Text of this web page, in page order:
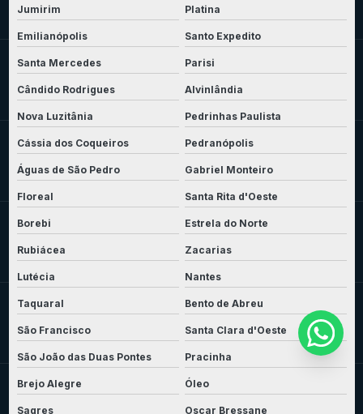
Jumirim Platina
Emilianópolis Santo Expedito
Santa Mercedes Parisi
Cândido Rodrigues Alvinlândia
Nova Luzitânia Pedrinhas Paulista
Cássia dos Coqueiros Pedranópolis
Águas de São Pedro Gabriel Monteiro
Floreal Santa Rita d'Oeste
Borebi Estrela do Norte
Rubiácea Zacarias
Lutécia Nantes
Taquaral Bento de Abreu
São Francisco Santa Clara d'Oeste
São João das Duas Pontes Pracinha
Brejo Alegre Óleo
Sagres Oscar Bressane